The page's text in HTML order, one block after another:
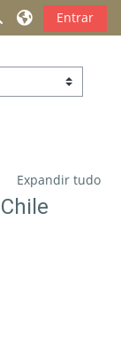
Alternar entrada
Entrar
Expandir tudo